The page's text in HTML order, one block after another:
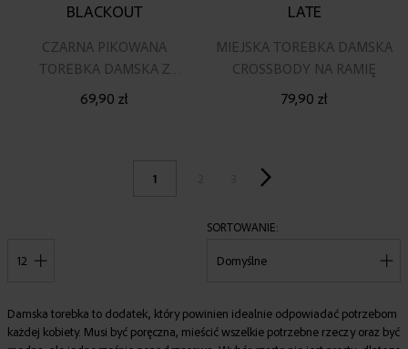
BLACKOUT
CZARNA PIKOWANA
TOREBKA DAMSKA Z
PASKIEM NA RAMIĘ
69,90 zł
LATE
MIEJSKA TOREBKA DAMSKA
CROSSBODY NA RAMIĘ
79,90 zł
1
SORTOWANIE
Damska torebka to dodatek, który powinien idealnie odpowiadać potrzebom
każdej kobiety. Musi być poręczna, mieścić wszelkie potrzebne rzeczy oraz być